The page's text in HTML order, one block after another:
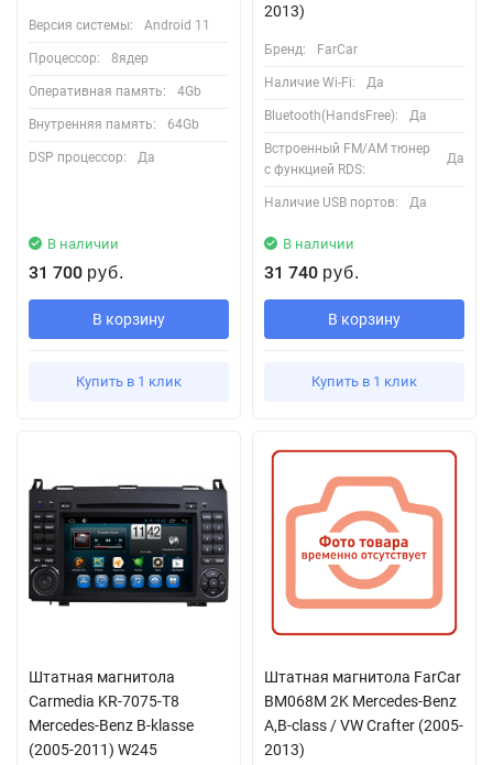
Версия системы: Android 11
Процессор: 8ядер
Оперативная память: 4Gb
Внутренняя память: 64Gb
DSP процессор: Да
В наличии
31 700 руб.
В корзину
Купить в 1 клик
2013)
Бренд: FarCar
Наличие Wi-Fi: Да
Bluetooth(HandsFree): Да
Встроенный FM/AM тюнер
с функцией RDS:
Да
Наличие USB портов: Да
В наличии
31 740 руб.
В корзину
Купить в 1 клик
Штатная магнитола
Carmedia KR-7075-T8
Mercedes-Benz B-klasse
(2005-2011) W245
Штатная магнитола FarCar
BM068M 2K Mercedes-Benz
A,B-class / VW Crafter (2005-
2013)